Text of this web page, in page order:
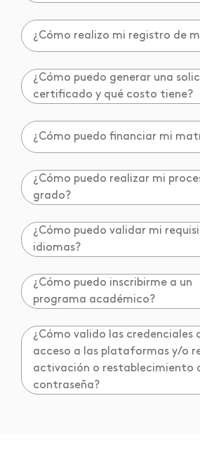
¿Cómo realizo mi registro de
¿Cómo puedo generar una
certificado y qué costo tiene?
¿Cómo puedo financiar mi
¿Cómo puedo realizar mi
grado?
¿Cómo puedo validar mi
idiomas?
¿Cómo puedo inscribirme a un
programa académico?
¿Cómo valido las credenciales
acceso a las plataformas y/o
activación o restablecimiento
contraseña?